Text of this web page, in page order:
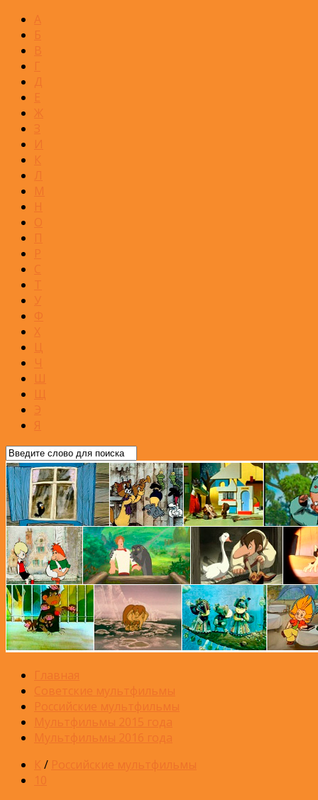
А
Б
В
Г
Д
Е
Ж
З
И
К
Л
М
Н
О
П
Р
С
Т
У
Ф
Х
Ц
Ч
Ш
Щ
Э
Я
Главная
Советские мультфильмы
Российские мультфильмы
Мультфильмы 2015 года
Мультфильмы 2016 года
К / Российские мультфильмы
10